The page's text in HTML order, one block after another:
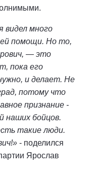
видел много
помощи. Но то,
— это
пока его
и делает. Не
потому что
признание -
наших бойцов.
такие люди.
- поделился
Ярослав